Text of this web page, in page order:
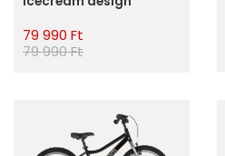
79 990 Ft
79 990 Ft